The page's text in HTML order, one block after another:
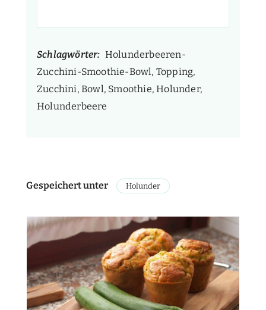
Schlagwörter: Holunderbeeren-
Zucchini-Smoothie-Bowl, Topping,
Zucchini, Bowl, Smoothie, Holunder,
Holunderbeere
Gespeichert unter Holunder